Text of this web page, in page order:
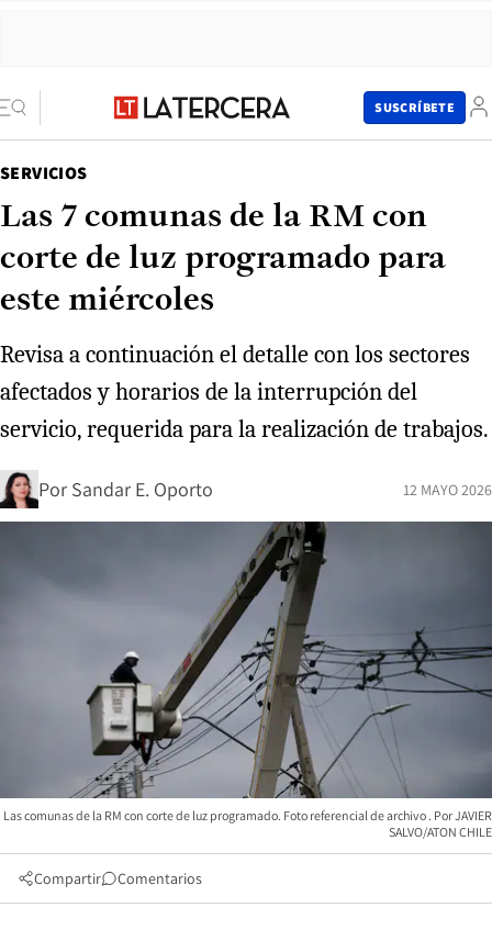
SUSCRÍBETE
SERVICIOS
Las 7 comunas de la RM con
corte de luz programado para
este miércoles
Revisa a continuación el detalle con los sectores
afectados y horarios de la interrupción del
servicio, requerida para la realización de trabajos.
Por Sandar E. Oporto 12 MAYO 2026
Las comunas de la RM con corte de luz programado. Foto referencial de archivo
JAVIER
SALVO/ATON CHILE
Compartir Comentarios